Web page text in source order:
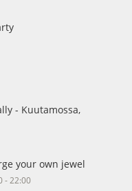
- Kuutamossa,
your own jewel
- 22:00